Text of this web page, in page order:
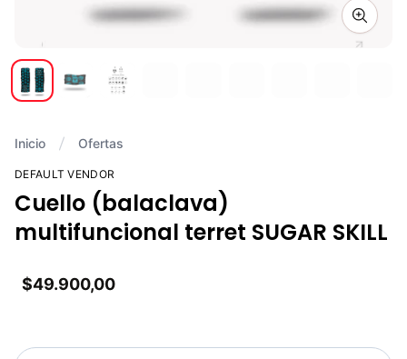
Zoom
Inicio Ofertas
DEFAULT VENDOR
Cuello (balaclava)
multifuncional terret SUGAR SKILL
$49.900,00